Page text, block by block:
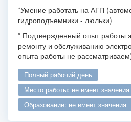
*Умение работать на АГП
гидроподъемники - люльки)
* Подтвержденный опыт работы
ремонту и обслуживанию
опыта работы не
полный рабочий день
место работы: не имеет значения
образование: не имеет значения